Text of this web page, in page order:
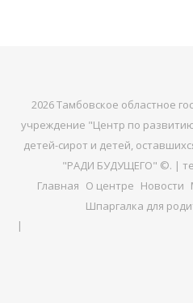
2026 Тамбовское областное
учреждение "Центр по
детей-сирот и детей,
"РАДИ БУДУЩЕГО" ©. |
Главная О центре Новости
Шпаргалка для